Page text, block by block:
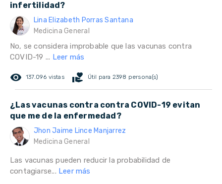
infertilidad?
Lina Elizabeth Porras Santana
Medicina General
No, se considera improbable que las vacunas contra
COVID-19 ... Leer más
remove_red_eye 137.096 vistas volunteer_activism Útil para 2398 persona(s)
¿Las vacunas contra contra COVID-19 evitan
que me de la enfermedad?
Jhon Jaime Lince Manjarrez
Medicina General
Las vacunas pueden reducir la probabilidad de
contagiarse... Leer más